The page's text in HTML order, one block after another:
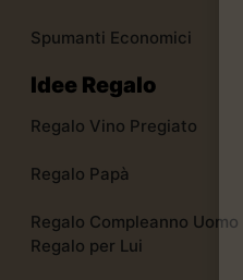
Spumanti Economici
Idee Regalo
Regalo Vino Pregiato
Regalo Papà
Regalo Compleanno Uomo
Regalo per Lui